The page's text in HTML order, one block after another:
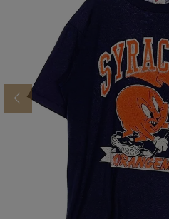
ご利用ガイド
店舗紹介
ブランドから探す
年代から探す